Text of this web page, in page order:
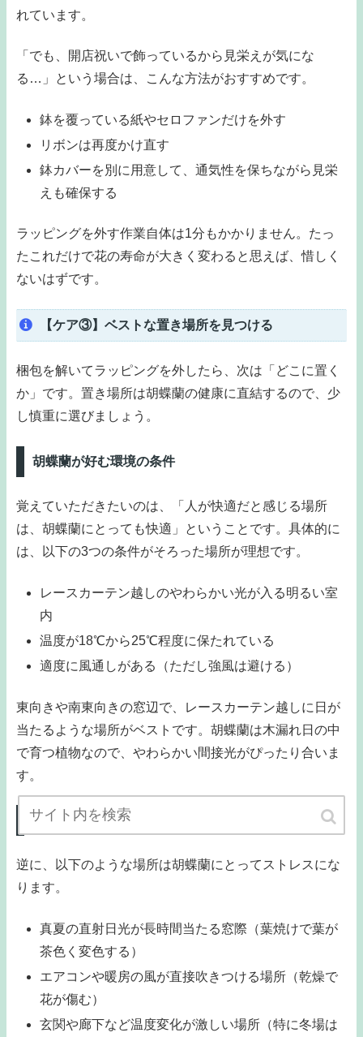
れています。
「でも、開店祝いで飾っているから見栄えが気にな
る…」という場合は、こんな方法がおすすめです。
鉢を覆っている紙やセロファンだけを外す
リボンは再度かけ直す
鉢カバーを別に用意して、通気性を保ちながら見栄
えも確保する
ラッピングを外す作業自体は1分もかかりません。たっ
たこれだけで花の寿命が大きく変わると思えば、惜しく
ないはずです。
【ケア③】ベストな置き場所を見つける
梱包を解いてラッピングを外したら、次は「どこに置く
か」です。置き場所は胡蝶蘭の健康に直結するので、少
し慎重に選びましょう。
胡蝶蘭が好む環境の条件
覚えていただきたいのは、「人が快適だと感じる場所
は、胡蝶蘭にとっても快適」ということです。具体的に
は、以下の3つの条件がそろった場所が理想です。
レースカーテン越しのやわらかい光が入る明るい室
内
温度が18℃から25℃程度に保たれている
適度に風通しがある（ただし強風は避ける）
東向きや南東向きの窓辺で、レースカーテン越しに日が
当たるような場所がベストです。胡蝶蘭は木漏れ日の中
で育つ植物なので、やわらかい間接光がぴったり合いま
す。
避けるべきNG置き場所
逆に、以下のような場所は胡蝶蘭にとってストレスにな
ります。
真夏の直射日光が長時間当たる窓際（葉焼けで葉が
茶色く変色する）
エアコンや暖房の風が直接吹きつける場所（乾燥で
花が傷む）
玄関や廊下など温度変化が激しい場所（特に冬場は